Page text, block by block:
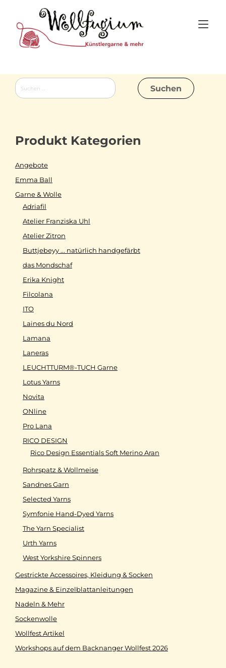
content
Suchen
nach:
Produkt Kategorien
Angebote
Emma Ball
Garne & Wolle
Adriafil
Atelier Franziska Uhl
Atelier Zitron
Buttjebeyy ... natürlich handgefärbt
das Mondschaf
Erika Knight
Filcolana
ITO
Laines du Nord
Lamana
Laneras
LEUCHTTURM®-TUCH Garne
Lotus Yarns
Novita
ONline
Pro Lana
RICO DESIGN
Rico Design Essentials Soft Merino Aran
Rohrspatz & Wollmeise
Sandnes Garn
Selected Yarns
Symfonie Hand-Dyed Yarns
The Yarn Specialist
Urth Yarns
West Yorkshire Spinners
Gestrickte Accessoires, Kleidung & Socken
Magazine & Einzelblattanleitungen
Nadeln & Mehr
Sockenwolle
Wollfest Artikel
Workshops auf dem Backnanger Wollfest 2026